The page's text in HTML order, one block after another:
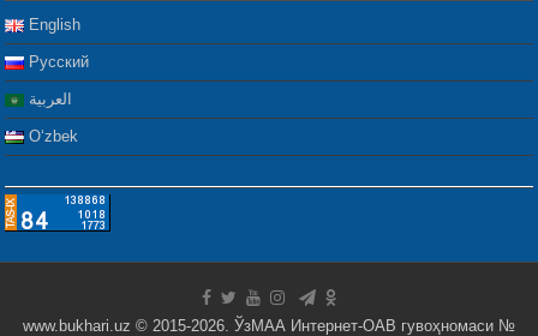
English
Русский
العربية
Oʻzbek
www.bukhari.uz © 2015-2026. ЎзМАА Интернет-ОАВ гувоҳномаси №